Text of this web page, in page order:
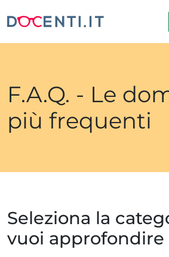
F.A.Q. - Le
più frequenti
Seleziona la
vuoi approfondire